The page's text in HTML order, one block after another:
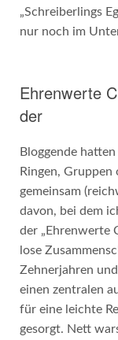
„Schreiberlings
nur noch im
Ehrenwerte
der
Bloggende
Ringen, Gruppen
gemeinsam
davon, bei dem
der „Ehrenwerte
lose
Zehnerjahren
einen zentralen
für eine leichte
gesorgt. Nett